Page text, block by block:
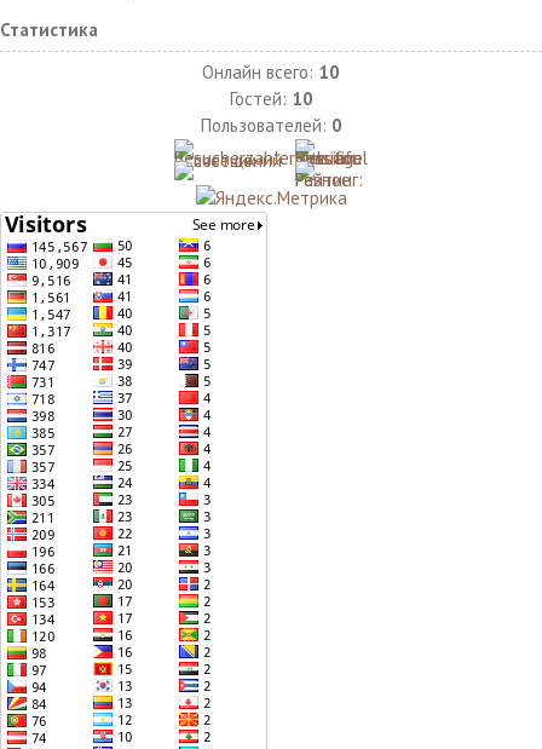
Статистика
Онлайн всего: 10
Гостей: 10
Пользователей: 0